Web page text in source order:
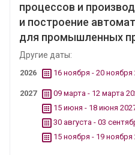
процессов и
и построение
для промышленных
Другие даты:
2026 16 ноября - 20 ноября
2027
09 марта - 12 марта
15 июня - 18 июня
30 августа - 03
15 ноября - 19 ноября